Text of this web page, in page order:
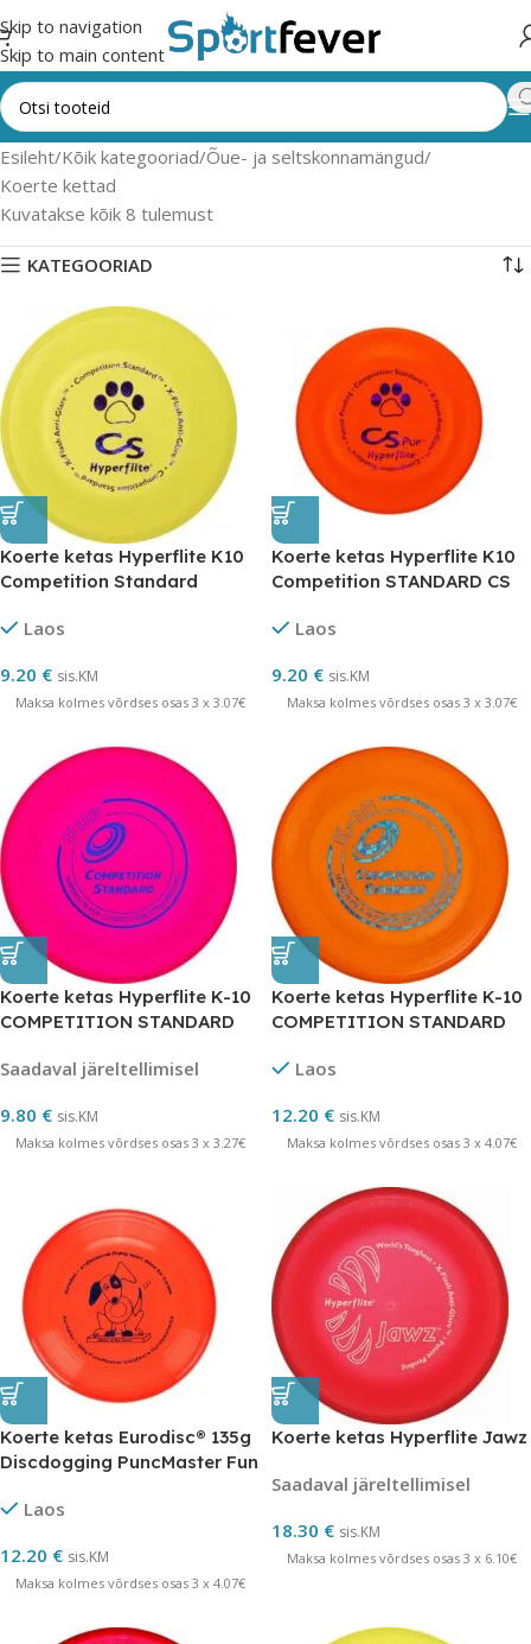
Skip to navigation
Skip to main content
Esileht Kõik kategooriad Õue- ja seltskonnamängud
Koerte kettad
Kuvatakse kõik 8 tulemust
KATEGOORIAD
Koerte ketas Hyperflite K10
Competition Standard
Laos
9.20 € sis.KM
Maksa kolmes võrdses osas 3 x 3.07€
Koerte ketas Hyperflite K10
Competition STANDARD CS
Laos
9.20 € sis.KM
Maksa kolmes võrdses osas 3 x 3.07€
Koerte ketas Hyperflite K-10
COMPETITION STANDARD
Saadaval järeltellimisel
9.80 € sis.KM
Maksa kolmes võrdses osas 3 x 3.27€
Koerte ketas Hyperflite K-10
COMPETITION STANDARD
Laos
12.20 € sis.KM
Maksa kolmes võrdses osas 3 x 4.07€
Koerte ketas Eurodisc® 135g
Discdogging PuncMaster Fun
Laos
12.20 € sis.KM
Maksa kolmes võrdses osas 3 x 4.07€
Koerte ketas Hyperflite Jawz
Saadaval järeltellimisel
18.30 € sis.KM
Maksa kolmes võrdses osas 3 x 6.10€